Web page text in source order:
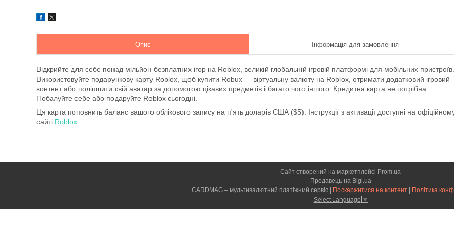
Опис Інформація для замовлення
Відкрийте для себе понад мільйон безплатних ігор на Roblox, великій глобальній ігровій платформі для мобільних пристроїв.
Використовуйте подарункову карту Roblox, щоб купити Robux — віртуальну валюту на Roblox, отримати додатковий ігровий
контент або поліпшити свій аватар за допомогою цікавих предметів і багато чого іншого. Кредитна карта не потрібна.
Побалуйте себе або подаруйте Roblox сьогодні.
Ця карта поповнить баланс вашого облікового запису на п'ять доларів США ($5). Інструкції з активації доступні на
сайті Roblox
Сайт створений на маркетплейсі Prom.ua
Продавець на Bigl.ua
Поскаржитися на контент
Політика
Select Language ▼